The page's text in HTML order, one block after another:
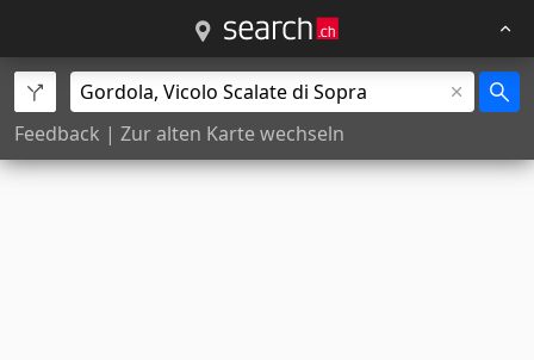
Feedback | Zur alten Karte wechseln